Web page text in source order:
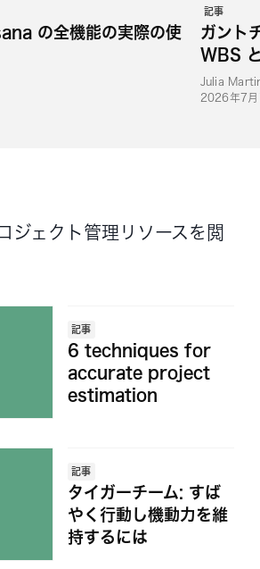
の全機能の実際の使
記事
ガント
WBS
Julia
2026年7
ジェクト管理リソースを閲
記事
6 techniques for
accurate project
estimation
記事
タイガーチーム: すば
やく行動し機動力を維
持するには